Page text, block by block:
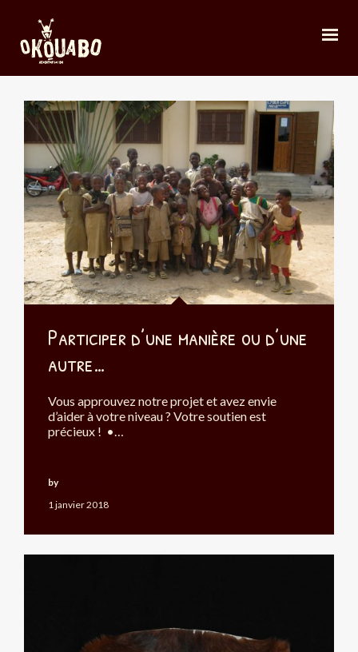
Participer d’une manière ou d’une
autre…
Vous approuvez notre projet et avez envie
d’aider à votre niveau ? Votre soutien est
précieux ! •…
1 janvier 2018
by